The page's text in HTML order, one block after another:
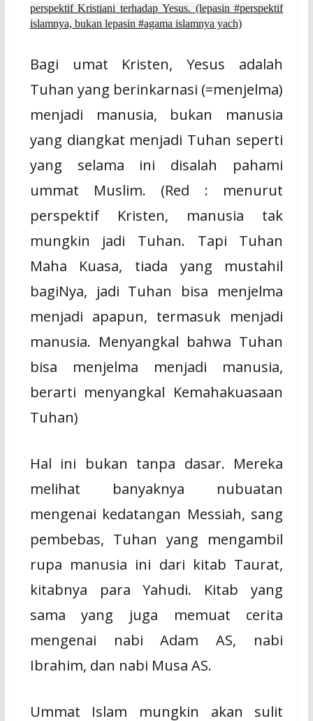
perspektif Kristiani terhadap Yesus. (lepasin #perspektif
islamnya, bukan lepasin #agama islamnya yach)
Bagi umat Kristen, Yesus adalah
Tuhan yang berinkarnasi (=menjelma)
menjadi manusia, bukan manusia
yang diangkat menjadi Tuhan seperti
yang selama ini disalah pahami
ummat Muslim. (Red : menurut
perspektif Kristen, manusia tak
mungkin jadi Tuhan. Tapi Tuhan
Maha Kuasa, tiada yang mustahil
bagiNya, jadi Tuhan bisa menjelma
menjadi apapun, termasuk menjadi
manusia. Menyangkal bahwa Tuhan
bisa menjelma menjadi manusia,
berarti menyangkal Kemahakuasaan
Tuhan)
Hal ini bukan tanpa dasar. Mereka
melihat banyaknya nubuatan
mengenai kedatangan Messiah, sang
pembebas, Tuhan yang mengambil
rupa manusia ini dari kitab Taurat,
kitabnya para Yahudi. Kitab yang
sama yang juga memuat cerita
mengenai nabi Adam AS, nabi
Ibrahim, dan nabi Musa AS.
Ummat Islam mungkin akan sulit